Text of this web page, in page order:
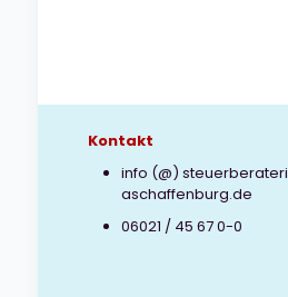
Kontakt
info (@)
aschaffenburg.de
06021 / 45 67 0-0